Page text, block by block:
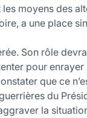
moyens des
a une place
Son rôle
pour
que ce
du
la